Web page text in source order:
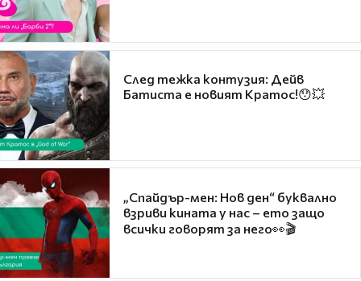
След тежка контузия: Дейв
Батиста е новият Кратос!😯💥
„Спайдър-мен: Нов ден“ буквално
взриви кината у нас – ето защо
всички говорят за него👀🎬